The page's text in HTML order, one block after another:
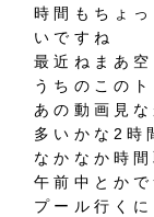
時間もちょ
いですね
最近ねまあ
うちのこの
あの動画見
多いかな2時
なかなか時
午前中とか
プール行く